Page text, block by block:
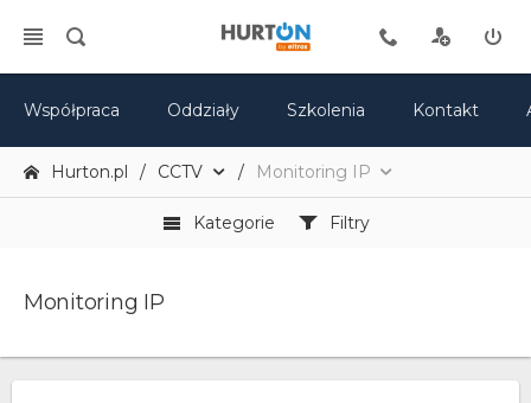
Współpraca Oddziały Szkolenia Kontakt
Hurton.pl CCTV Monitoring IP
Kategorie Filtry
Monitoring IP